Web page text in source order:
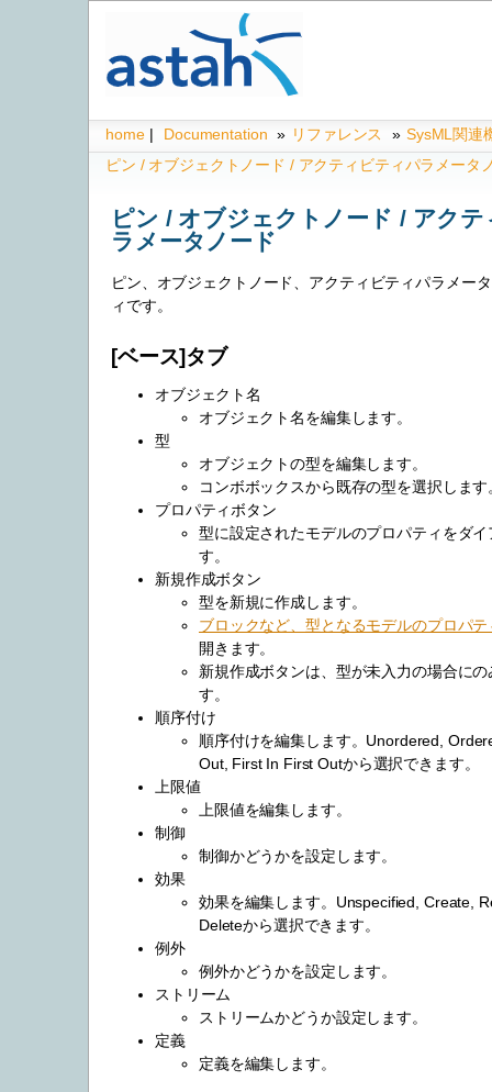
home | Documentation » リファレンス » SysML関連
ピン / オブジェクトノード / アクティビティパラメータ
ピン / オブジェクトノード / アク
ラメータノード
ピン、オブジェクトノード、アクティビティパラメー
ィです。
[ベース]タブ
オブジェクト名
オブジェクト名を編集します。
型
オブジェクトの型を編集します。
コンボボックスから既存の型を選択します
プロパティボタン
型に設定されたモデルのプロパティをダ
す。
新規作成ボタン
型を新規に作成します。
ブロックなど、型となるモデルのプロパテ
開きます。
新規作成ボタンは、型が未入力の場合に
す。
順序付け
順序付けを編集します。Unordered,
Out, First In First Outから選択できます。
上限値
上限値を編集します。
制御
制御かどうかを設定します。
効果
効果を編集します。Unspecified, Create,
Deleteから選択できます。
例外
例外かどうかを設定します。
ストリーム
ストリームかどうか設定します。
定義
定義を編集します。